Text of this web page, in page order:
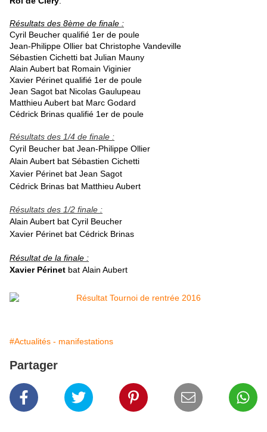
Résultats des 8ème de finale :
Cyril Beucher qualifié 1er de poule
Jean-Philippe Ollier bat Christophe Vandeville
Sébastien Cichetti bat Julian Mauny
Alain Aubert bat Romain Viginier
Xavier Périnet qualifié 1er de poule
Jean Sagot bat Nicolas Gaulupeau
Matthieu Aubert bat Marc Godard
Cédrick Brinas qualifié 1er de poule
Résultats des 1/4 de finale :
Cyril Beucher bat Jean-Philippe Ollier
Alain Aubert bat Sébastien Cichetti
Xavier Périnet bat Jean Sagot
Cédrick Brinas bat Matthieu Aubert
Résultats des 1/2 finale :
Alain Aubert bat Cyril Beucher
Xavier Périnet bat Cédrick Brinas
Résultat de la finale :
Xavier Périnet bat Alain Aubert
#Actualités - manifestations
Partager